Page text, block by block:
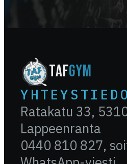
TAFGYM
Ratakatu 33,
Lappeenranta
0440 810 827,